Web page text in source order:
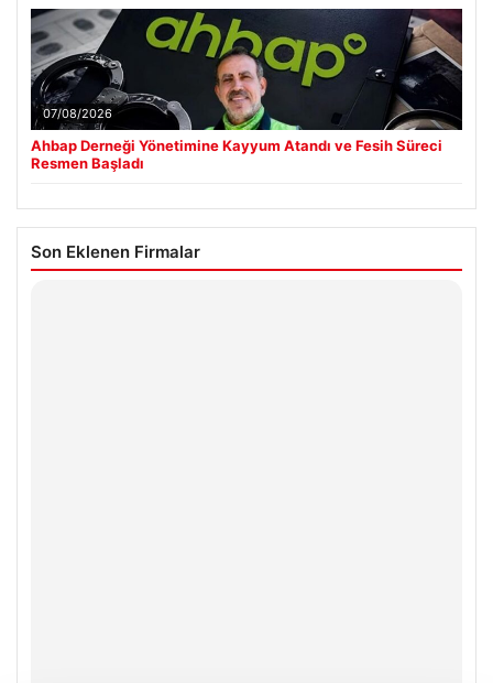
07/08/2026
Ahbap Derneği Yönetimine Kayyum Atandı ve Fesih Süreci
Resmen Başladı
Son Eklenen Firmalar